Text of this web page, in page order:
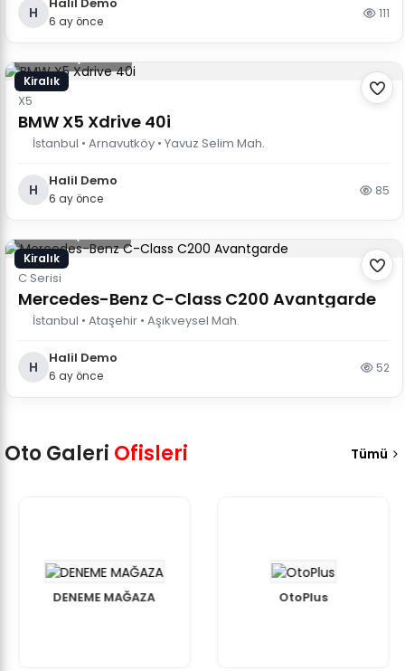
H 6 ay önce
111
Kiralık
5.000 TL
X5
BMW X5 Xdrive 40i
İstanbul • Arnavutköy • Yavuz Selim Mah.
H
Halil Demo
6 ay önce
85
Kiralık
6.500 TL
C Serisi
Mercedes-Benz C-Class C200 Avantgarde
İstanbul • Ataşehir • Aşıkveysel Mah.
H
Halil Demo
6 ay önce
52
Oto Galeri Ofisleri Tümü
DENEME MAĞAZA OtoPlus